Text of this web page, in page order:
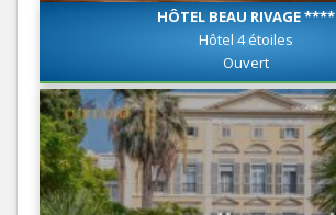
HÔTEL BEAU RIVAGE ****
Hôtel 4 étoiles
Ouvert